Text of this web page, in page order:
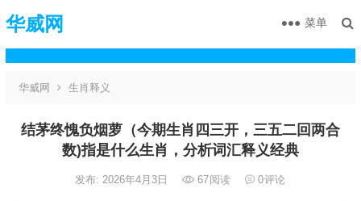
华威网 菜单
华威网 生肖释义
结茅终愧负烟萝（今期生肖四三开，三五二回两合
数)指是什么生肖，分析词汇释义经典
发布: 2026年4月3日 67阅读 0评论